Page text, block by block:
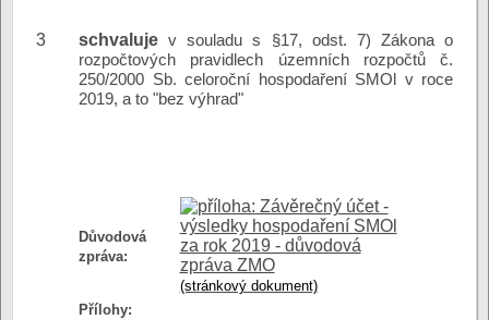
3 schvalujev souladu s §17, odst. 7) Zákona o
rozpočtových pravidlech územních rozpočtů č.
250/2000 Sb. celoroční hospodaření SMOl v roce
2019, a to "bez výhrad"
Důvodová
zpráva:
Závěrečný účet -
výsledky hospodaření SMOl
za rok 2019 - důvodová
zpráva ZMO
(stránkový dokument)
Přílohy: